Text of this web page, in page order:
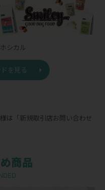
を見る
は 「新規取引店お問い合わせ
商品